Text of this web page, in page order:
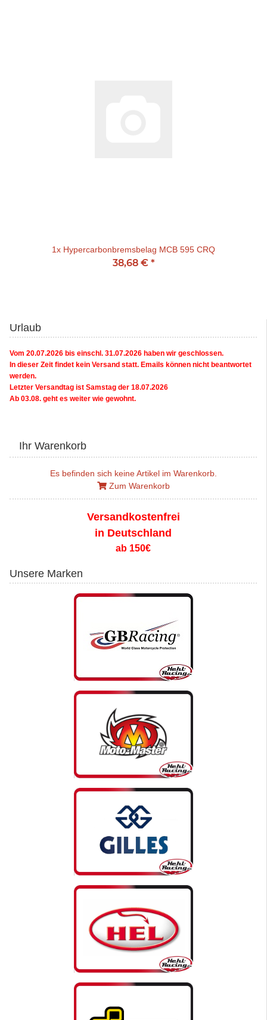
1x Hypercarbonbremsbelag MCB 595 CRQ
38,68 € *
Urlaub
Vom 20.07.2026 bis einschl. 31.07.2026 haben wir geschlossen.
In dieser Zeit findet kein Versand statt. Emails können nicht beantwortet
werden.
Letzter Versandtag ist Samstag der 18.07.2026
Ab 03.08. geht es weiter wie gewohnt.
Ihr Warenkorb
Es befinden sich keine Artikel im Warenkorb.
Zum Warenkorb
Versandkostenfrei
in Deutschland
ab 150€
Unsere Marken